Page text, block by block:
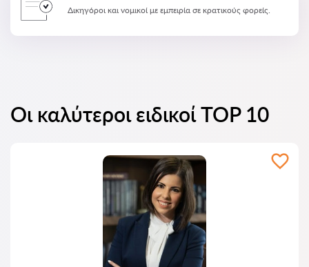
Δικηγόροι και νομικοί με εμπειρία σε κρατικούς φορείς.
Οι καλύτεροι ειδικοί TOP 10